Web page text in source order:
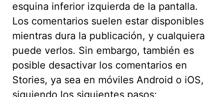
esquina inferior izquierda de la pantalla.
Los comentarios suelen estar disponibles
mientras dura la publicación, y cualquiera
puede verlos. Sin embargo, también es
posible desactivar los comentarios en
Stories, ya sea en móviles Android o iOS,